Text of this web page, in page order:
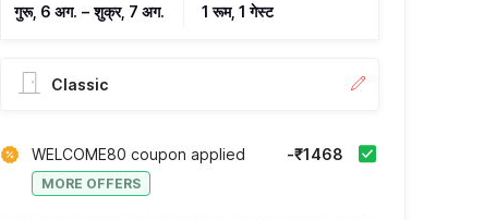
गुरू, 6 अग. – शुक्र, 7 अग. 1 रूम, 1 गेस्ट
Classic
WELCOME80 coupon applied
MORE OFFERS
-₹1468